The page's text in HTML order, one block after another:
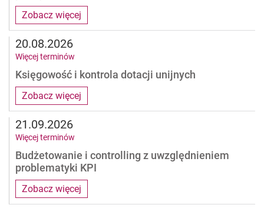
Zobacz więcej
Zobacz więcej
Księgowość i kontrola dotacji unijnych
20.08.2026
Więcej terminów
Zobacz więcej
Budżetowanie i controlling z uwzględnieniem
problematyki KPI
21.09.2026
Więcej terminów